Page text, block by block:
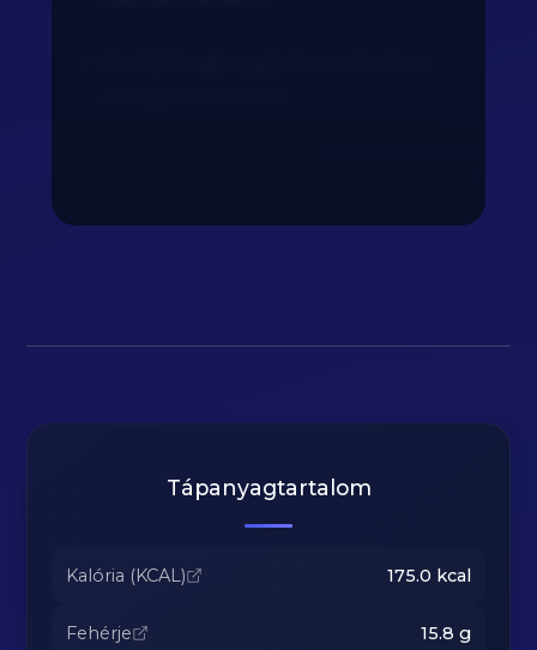
Tápanyagtartalom
Kalória (KCAL) 175.0 kcal
Fehérje 15.8 g